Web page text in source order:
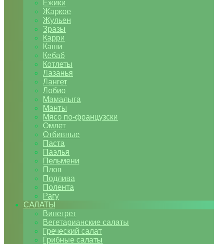
Ежики
Жаркое
Жульен
Зразы
Карри
Каши
Кебаб
Котлеты
Лазанья
Лангет
Лобио
Мамалыга
Манты
Мясо по-французски
Омлет
Отбивные
Паста
Паэлья
Пельмени
Плов
Подлива
Полента
Рагу
САЛАТЫ
Винегрет
Вегетарианские салаты
Греческий салат
Грибные салаты